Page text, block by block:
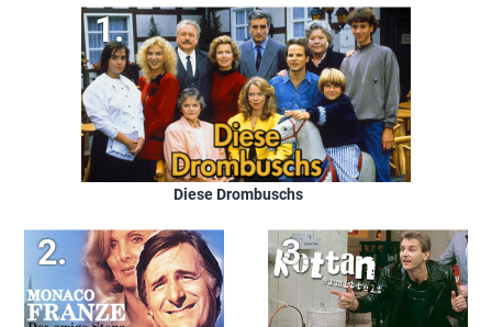
Diese Drombuschs